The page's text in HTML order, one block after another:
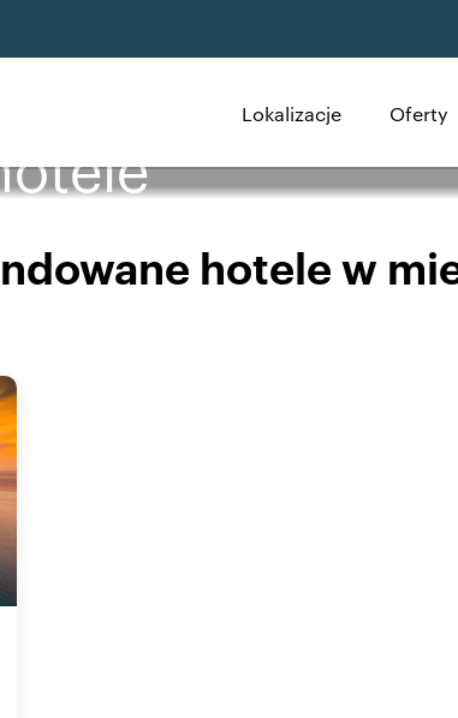
Lokalizacje Oferty
hotele w